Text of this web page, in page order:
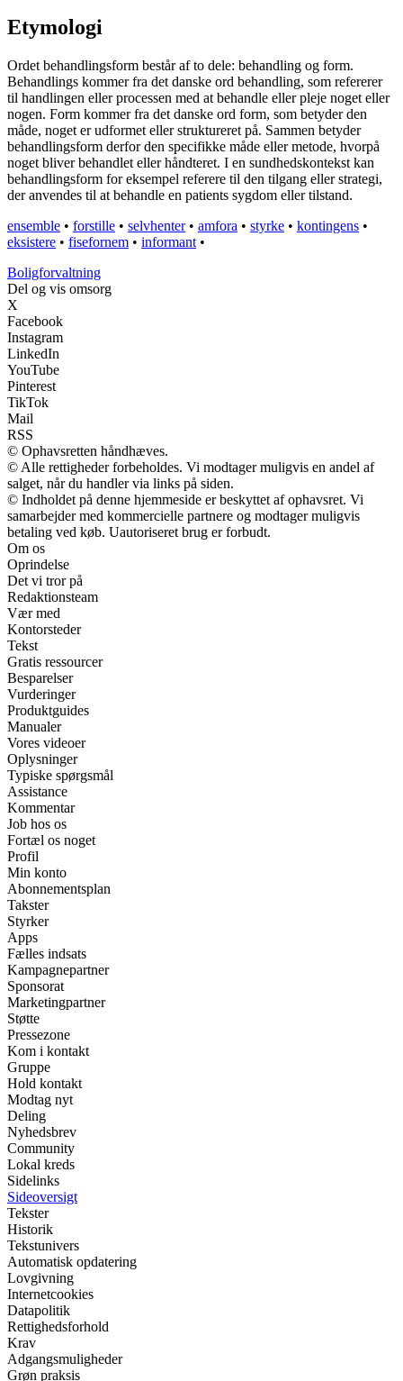
Etymologi
Ordet behandlingsform består af to dele: behandling og form.
Behandlings kommer fra det danske ord behandling, som refererer
til handlingen eller processen med at behandle eller pleje noget eller
nogen. Form kommer fra det danske ord form, som betyder den
måde, noget er udformet eller struktureret på. Sammen betyder
behandlingsform derfor den specifikke måde eller metode, hvorpå
noget bliver behandlet eller håndteret. I en sundhedskontekst kan
behandlingsform for eksempel referere til den tilgang eller strategi,
der anvendes til at behandle en patients sygdom eller tilstand.
ensemble • forstille • selvhenter• amfora • styrke • kontingens •
eksistere • fisefornem • informant •
Boligforvaltning
Del og vis omsorg
X
Facebook
Instagram
LinkedIn
YouTube
Pinterest
TikTok
Mail
RSS
© Ophavsretten håndhæves.
© Alle rettigheder forbeholdes. Vi modtager muligvis en andel af
salget, når du handler via links på siden.
© Indholdet på denne hjemmeside er beskyttet af ophavsret. Vi
samarbejder med kommercielle partnere og modtager muligvis
betaling ved køb. Uautoriseret brug er forbudt.
Om os
Oprindelse
Det vi tror på
Redaktionsteam
Vær med
Kontorsteder
Tekst
Gratis ressourcer
Besparelser
Vurderinger
Produktguides
Manualer
Vores videoer
Oplysninger
Typiske spørgsmål
Assistance
Kommentar
Job hos os
Fortæl os noget
Profil
Min konto
Abonnementsplan
Takster
Styrker
Apps
Fælles indsats
Kampagnepartner
Sponsorat
Marketingpartner
Støtte
Pressezone
Kom i kontakt
Gruppe
Hold kontakt
Modtag nyt
Deling
Nyhedsbrev
Community
Lokal kreds
Sidelinks
Sideoversigt
Tekster
Historik
Tekstunivers
Automatisk opdatering
Lovgivning
Internetcookies
Datapolitik
Rettighedsforhold
Krav
Adgangsmuligheder
Grøn praksis